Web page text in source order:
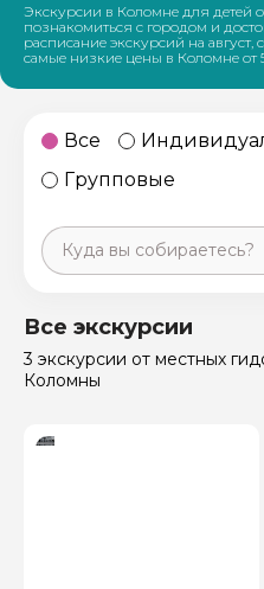
Экскурсии в Коломне для детей
познакомиться с городом и
расписание экскурсий на август,
самые низкие цены в Коломне от
Все
Групповые
Санкт-Петербург
Россия
Все экскурсии
3 экскурсии от местных
Коломны